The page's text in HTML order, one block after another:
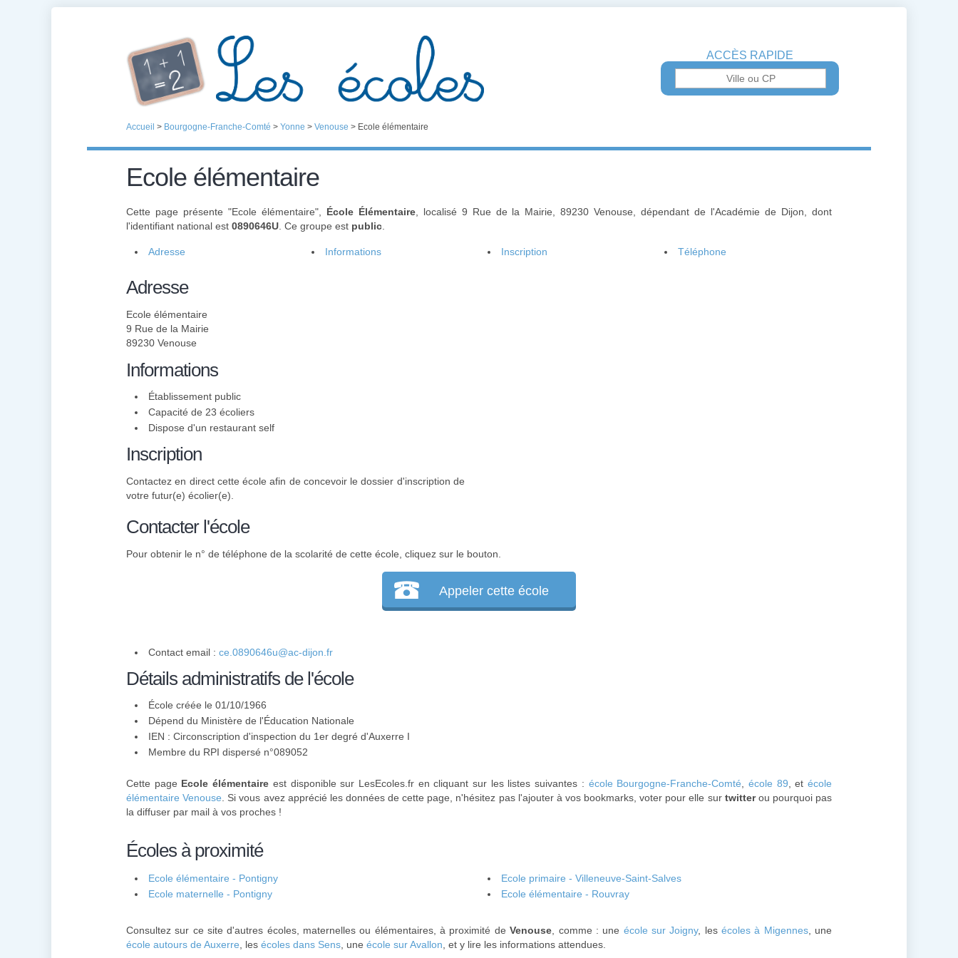
ACCÈS RAPIDE
Accueil > Bourgogne-Franche-Comté > Yonne > Venouse > Ecole élémentaire
Ecole élémentaire
Cette page présente "Ecole élémentaire", École Élémentaire, localisé 9 Rue de la Mairie, 89230 Venouse, dépendant de l'Académie de Dijon, dont
l'identifiant national est 0890646U . Ce groupe est public
Adresse Informations Inscription Téléphone
Adresse
Ecole élémentaire
9 Rue de la Mairie
89230 Venouse
Informations
Établissement public
Capacité de 23 écoliers
Dispose d'un restaurant self
Inscription
Contactez en direct cette école afin de concevoir le dossier d'inscription de
votre futur(e) écolier(e).
Contacter l'école
Pour obtenir le n° de téléphone de la scolarité de cette école, cliquez sur le bouton.
Appeler cette école
Contact email : ce.0890646u@ac-dijon.fr
Détails administratifs de l'école
École créée le 01/10/1966
Dépend du Ministère de l'Éducation Nationale
IEN : Circonscription d'inspection du 1er degré d'Auxerre I
Membre du RPI dispersé n°089052
Cette page Ecole élémentaire est disponible sur LesEcoles.fr en cliquant sur les listes suivantes : école Bourgogne-Franche-Comté école 89 , etécole
élémentaire Venouse . Si vous avez apprécié les données de cette page, n'hésitez pas l'ajouter à vos bookmarks, voter pour elle sur twitterou pourquoi pas
la diffuser par mail à vos proches !
Écoles à proximité
Ecole élémentaire - Pontigny
Ecole primaire - Villeneuve-Saint-Salves
Ecole maternelle - Pontigny
Ecole élémentaire - Rouvray
Consultez sur ce site d'autres écoles, maternelles ou élémentaires, à proximité deVenouse , comme : une école sur Joigny, les écoles à Migennes, une
école autours de Auxerre , les écoles dans Sens , une école sur Avallon , et y lire les informations attendues.